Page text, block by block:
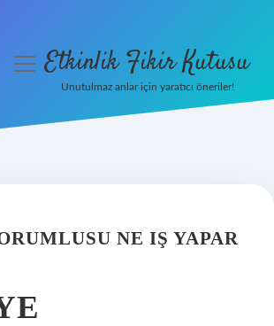
menüyüEtkinlik Fikir Kutusu
Unutulmaz anlar için yaratıcı öneriler!
NE IŞ YAPAR